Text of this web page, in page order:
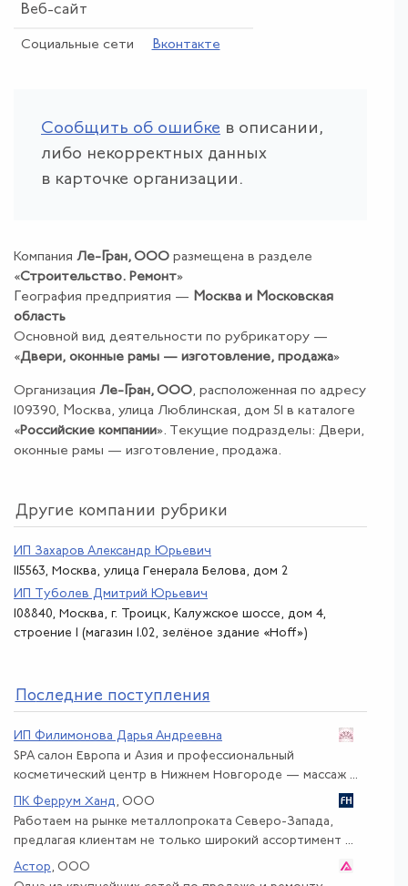
Веб-сайт
Социальные сети Вконтакте
Сообщить об ошибке в описании,
либо некорректных данных
в карточке организации.
Компания Ле-Гран, ООО размещена в разделе
«Строительство. Ремонт»
География предприятия — Москва и Московская
область
Основной вид деятельности по рубрикатору —
«Двери, оконные рамы — изготовление, продажа»
Организация Ле-Гран, ООО, расположенная по адресу
109390, Москва, улица Люблинская, дом 51 в каталоге
«Российские компании». Текущие подразделы: Двери,
оконные рамы — изготовление, продажа.
Другие компании рубрики
ИП Захаров Александр Юрьевич
115563, Москва, улица Генерала Белова, дом 2
ИП Туболев Дмитрий Юрьевич
108840, Москва, г. Троицк, Калужское шоссе, дом 4,
строение 1 (магазин 1.02, зелёное здание «Hoff»)
Последние поступления
ИП Филимонова Дарья Андреевна
SPA салон Европа и Азия и профессиональный
косметический центр в Нижнем Новгороде — массаж ...
ПК Феррум Ханд , ООО
Работаем на рынке металлопроката Северо-Запада,
предлагая клиентам не только широкий ассортимент ...
Астор , ООО